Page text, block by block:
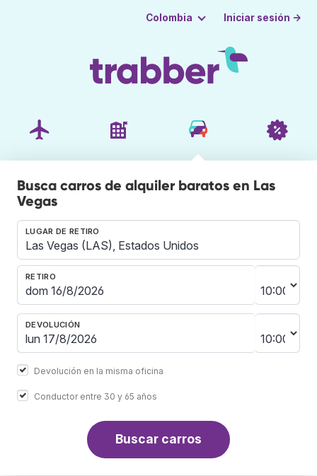
Colombia Iniciar sesión →
Busca carros de alquiler baratos en Las
Vegas
LUGAR DE RETIRO
RETIRO
DEVOLUCIÓN
Devolución en la misma oficina
Conductor entre 30 y 65 años
Buscar carros